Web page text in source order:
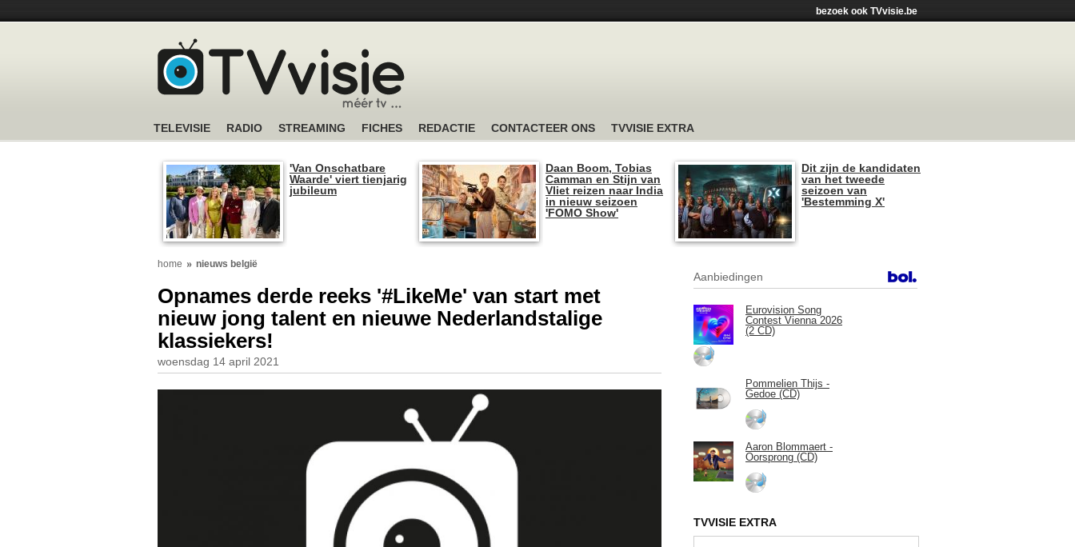
bezoek ook TVvisie.be
TELEVISIE RADIO STREAMING FICHES REDACTIE CONTACTEER ONS TVVISIE EXTRA
'Van Onschatbare
Waarde' viert tienjarig
jubileum
Daan Boom, Tobias
Camman en Stijn van
Vliet reizen naar India
in nieuw seizoen
'FOMO Show'
Dit zijn de kandidaten
van het tweede
seizoen van
'Bestemming X'
home nieuws belgië
Opnames derde reeks '#LikeMe' van start met
nieuw jong talent en nieuwe Nederlandstalige
klassiekers!
woensdag 14 april 2021
Aanbiedingen
Eurovision Song
Contest Vienna 2026
(2 CD)
Pommelien Thijs -
Gedoe (CD)
Aaron Blommaert -
Oorsprong (CD)
TVVISIE EXTRA